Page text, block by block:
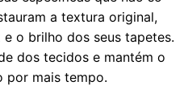
a textura original,
o brilho dos seus tapetes.
dos tecidos e mantém o
por mais tempo.